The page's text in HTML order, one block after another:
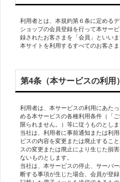
利用者とは、本規約第６条に定める
ショップの会員登録を行って本サー
録されたお客さまを「会員」といい
本サイトを利用するすべてのお客さ
第4条（本サービスの利用）
利用者は、本サービスの利用にあた
める本サービスの各種利用条件（「
限られません。）等に従うものとしま
当社は、利用者に事前通知または利
ビスの内容を変更または廃止するこ
スの変更または廃止により生じた損
ないものとします。
当社は、本サービスの停止、サーバ
断する事項が生じた場合、会員が登